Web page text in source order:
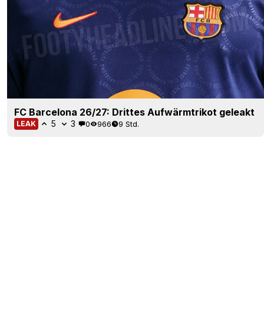
FC Barcelona 26/27: Drittes Aufwärmtrikot geleakt
LEAK 5 3 0 966 9 Std.